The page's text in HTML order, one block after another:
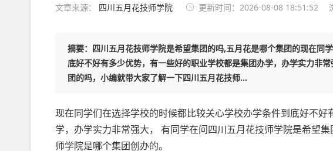
文章来源： 四川五月花技师学院 更新时间：2026-08-08 18:51:52
摘要：四川五月花技师学院是希望集团的吗,五月花是哪个集团的现在同
底好不好有多少优势，有一些好的职业学校都是集团办学，办学实力非
团的吗，小编就带大家了解一下四川五月花技师...
现在同学们在选择学校的时候都比较关心学校办学条件到底好不
学，办学实力非常强大， 有同学在问四川五月花技师学院是希望
师学院是哪个集团创办的。